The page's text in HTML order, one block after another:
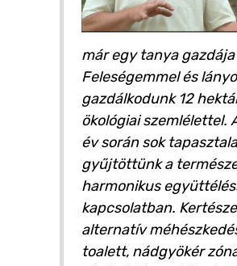
már egy tanya
Feleségemmel és
gazdálkodunk 12
ökológiai szemlélettel.
év során sok
gyűjtöttünk a
harmonikus
kapcsolatban.
alternatív
toalett, nádgyökér